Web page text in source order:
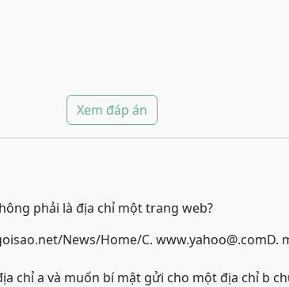
Xem đáp án
phải là địa chỉ một trang web?
News/Home/C. www.yahoo@.comD.
chỉ a và muốn bí mật gửi cho một địa chỉ b